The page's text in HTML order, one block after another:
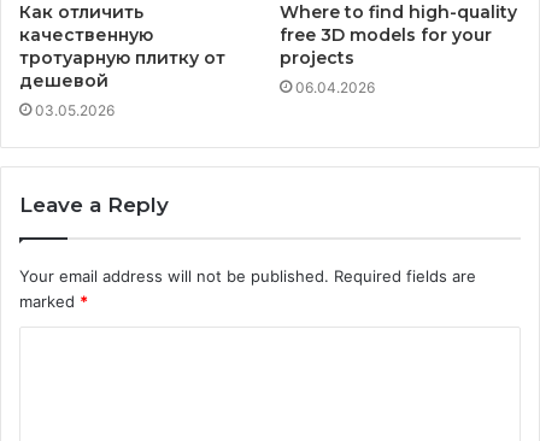
Как отличить
качественную
тротуарную плитку от
дешевой
03.05.2026
Where to find high-quality
free 3D models for your
projects
06.04.2026
Leave a Reply
Your email address will not be published. Required fields are
marked *